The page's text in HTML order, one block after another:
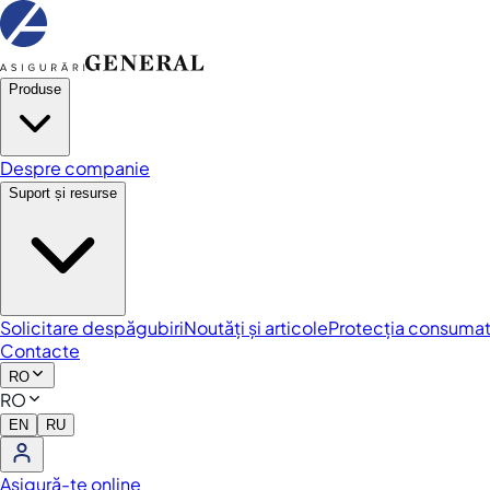
Produse
Despre companie
Suport și resurse
Solicitare despăgubiriNoutăți și articoleProtecția
Contacte
RO
RO
EN RU
Asigură-te online